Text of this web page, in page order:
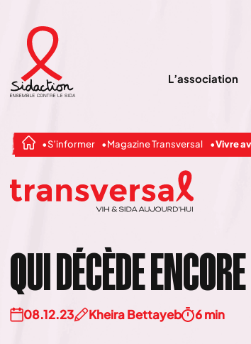
L’association
S’informer Magazine Transversal Vivre
QUI DÉCÈDE
08.12.23 Kheira Bettayeb 6 min